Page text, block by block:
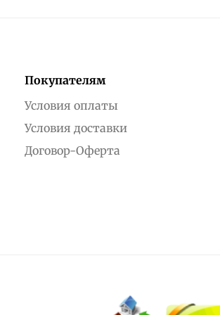
Покупателям
Условия оплаты
Условия доставки
Договор-Оферта